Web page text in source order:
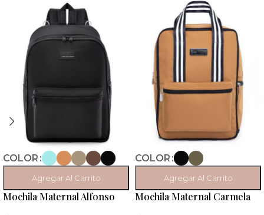
COLOR
Agregar Al Carrito
Mochila Maternal Alfonso
COLOR
Agregar Al Carrito
Mochila Maternal Carmela